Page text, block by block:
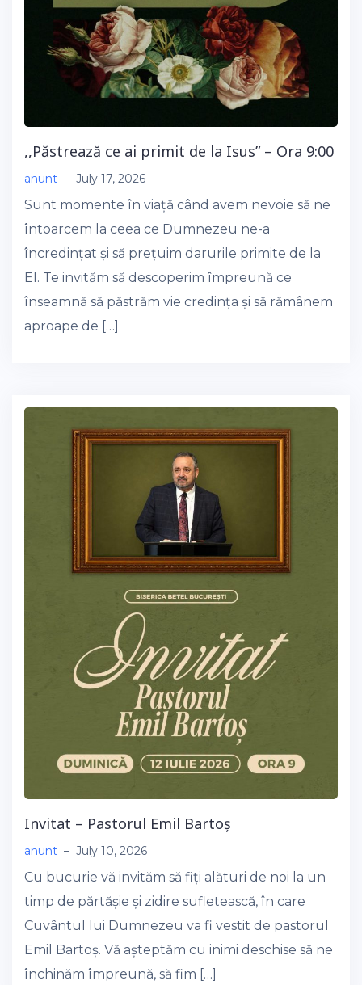
,,Păstrează ce ai primit de la Isus” – Ora 9:00
anunt – July 17, 2026
Sunt momente în viață când avem nevoie să ne
întoarcem la ceea ce Dumnezeu ne-a
încredințat și să prețuim darurile primite de la
El. Te invităm să descoperim împreună ce
înseamnă să păstrăm vie credința și să rămânem
aproape de […]
Invitat – Pastorul Emil Bartoș
anunt – July 10, 2026
Cu bucurie vă invităm să fiți alături de noi la un
timp de părtășie și zidire sufletească, în care
Cuvântul lui Dumnezeu va fi vestit de pastorul
Emil Bartoș. Vă așteptăm cu inimi deschise să ne
închinăm împreună, să fim […]